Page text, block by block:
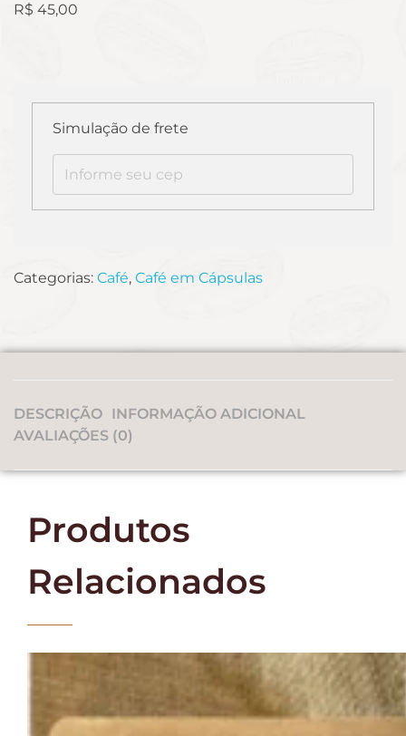
R$ 45,00
Simulação de frete
Categorias: Café, Café em Cápsulas
DESCRIÇÃO INFORMAÇÃO ADICIONAL
AVALIAÇÕES (0)
Produtos
Relacionados